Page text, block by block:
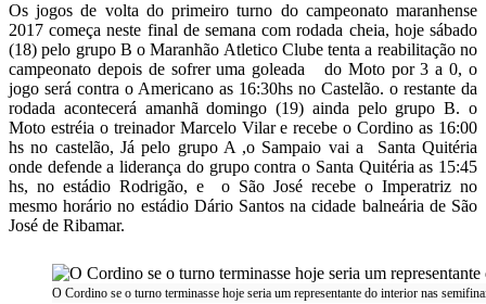
Os jogos de volta do primeiro turno do campeonato maranhense
2017 começa neste final de semana com rodada cheia, hoje sábado
(18) pelo grupo B o Maranhão Atletico Clube tenta a reabilitação no
campeonato depois de sofrer uma goleada do Moto por 3 a 0, o
jogo será contra o Americano as 16:30hs no Castelão. o restante da
rodada acontecerá amanhã domingo (19) ainda pelo grupo B. o
Moto estréia o treinador Marcelo Vilar e recebe o Cordino as 16:00
hs no castelão, Já pelo grupo A ,o Sampaio vai a Santa Quitéria
onde defende a liderança do grupo contra o Santa Quitéria as 15:45
hs, no estádio Rodrigão, e o São José recebe o Imperatriz no
mesmo horário no estádio Dário Santos na cidade balneária de São
José de Ribamar.
O Cordino se o turno terminasse hoje seria um representante do interior nas